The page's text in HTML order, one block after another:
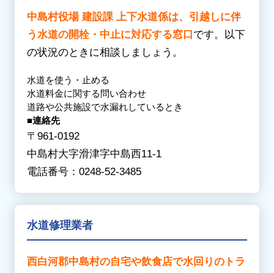
【な行】
名取市
【は行】
【ま行】
宮城郡七ヶ浜町/宮城郡松島町
町
【わ行】
亘理郡山元町/亘理郡亘理町
栄村 / 富岡町
【な行】
中島村 / 浪江町 / 楢葉町 / 西会津町 / 西郷村 /
二本松市
【は行】
福島市/ 塙町 / 磐梯町 / 檜枝岐村 / 平田村 / 広
野町 / 双葉町 / 古殿町
【ま行】
三島町 / 南会津町 / 南相馬市 /
中島村役場 建設課 上下水道係は、引越しに伴
う水道の開栓・中止に対応する窓口です。以下
の状況のときに相談しましょう。
水道を使う・止める
水道料金に関する問い合わせ
道路や公共施設で水漏れしているとき
■連絡先
〒961-0192
中島村大字滑津字中島西11-1
電話番号：0248-52-3485
水道修理業者
西白河郡中島村の自宅や飲食店で水回りのトラ